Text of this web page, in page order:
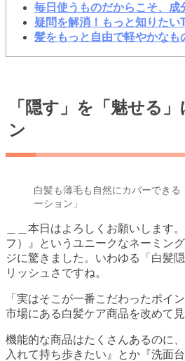
毎日使うものだからこそ、成
疑問を解消！もっと知りたい
髪をもっと自由で軽やかなも
「隠す」を「魅せる
ン
白髪も薄毛も自然にカバーでき
ーション」
＿＿本日はよろしくお願いします
フ）』というユニークなネーミン
ジに驚きました。いわゆる「白髪
リッシュさですね。
「実はそこが一番こだわったポイ
市場にある白髪ケア商品を改めて
機能的な商品はたくさんあるのに
入れて持ち歩きたい』とか『洗面